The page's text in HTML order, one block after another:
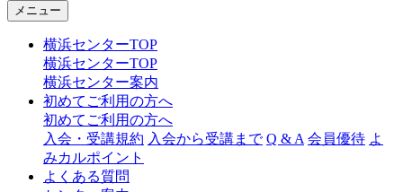
ャ
メニュー
横浜センターTOP
横浜センターTOP
横浜センター案内
初めてご利用の方へ
初めてご利用の方へ
入会・受講規約 入会から受講まで Q & A 会員優待 よ
みカルポイント
よくある質問